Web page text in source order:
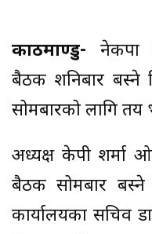
काठमाण्डु- नेकपा
बैठक शनिबार बस्ने
सोमबारको लागि
अध्यक्ष केपी शर्मा
बैठक सोमबार बस्ने
कार्यालयका सचिव